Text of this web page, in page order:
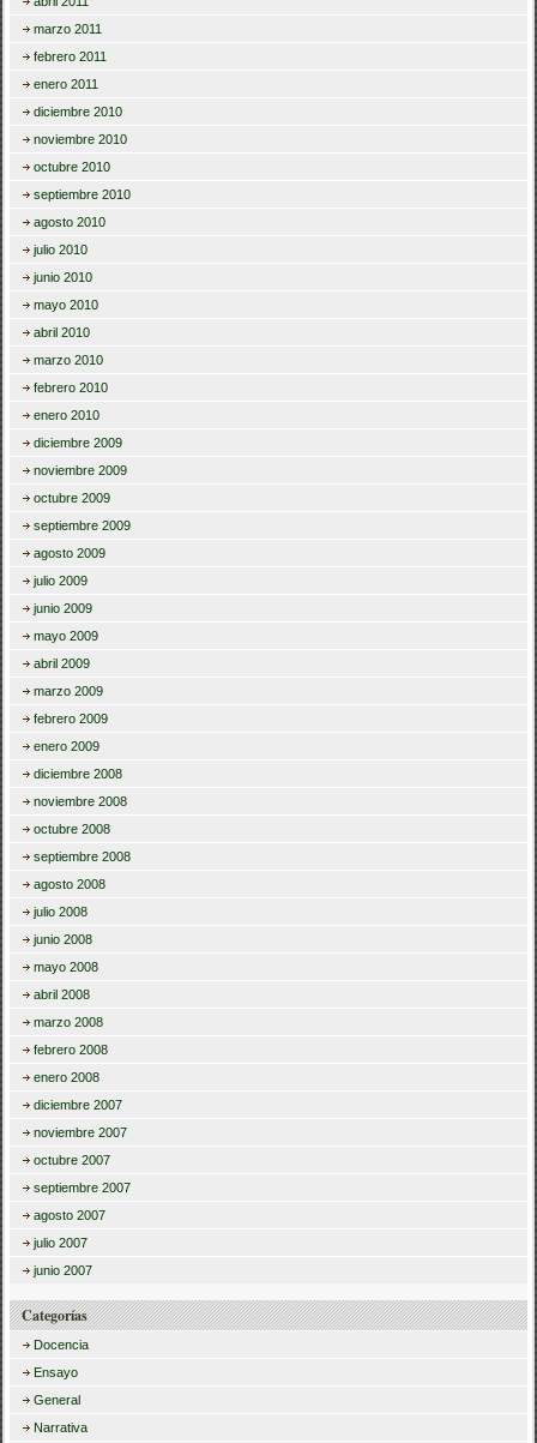
marzo 2011
febrero 2011
enero 2011
diciembre 2010
noviembre 2010
octubre 2010
septiembre 2010
agosto 2010
julio 2010
junio 2010
mayo 2010
abril 2010
marzo 2010
febrero 2010
enero 2010
diciembre 2009
noviembre 2009
octubre 2009
septiembre 2009
agosto 2009
julio 2009
junio 2009
mayo 2009
abril 2009
marzo 2009
febrero 2009
enero 2009
diciembre 2008
noviembre 2008
octubre 2008
septiembre 2008
agosto 2008
julio 2008
junio 2008
mayo 2008
abril 2008
marzo 2008
febrero 2008
enero 2008
diciembre 2007
noviembre 2007
octubre 2007
septiembre 2007
agosto 2007
julio 2007
junio 2007
Categorías
Docencia
Ensayo
General
Narrativa